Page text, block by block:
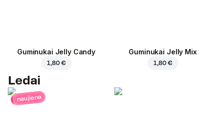
Guminukai Jelly Candy
1,80 €
Guminukai Jelly Mix
1,80 €
Ledai
naujiena